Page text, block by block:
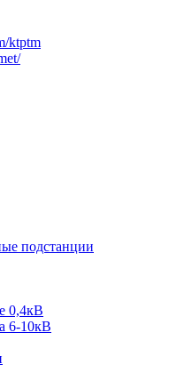
ktptm
подстанции
0,4кВ
6-10кВ